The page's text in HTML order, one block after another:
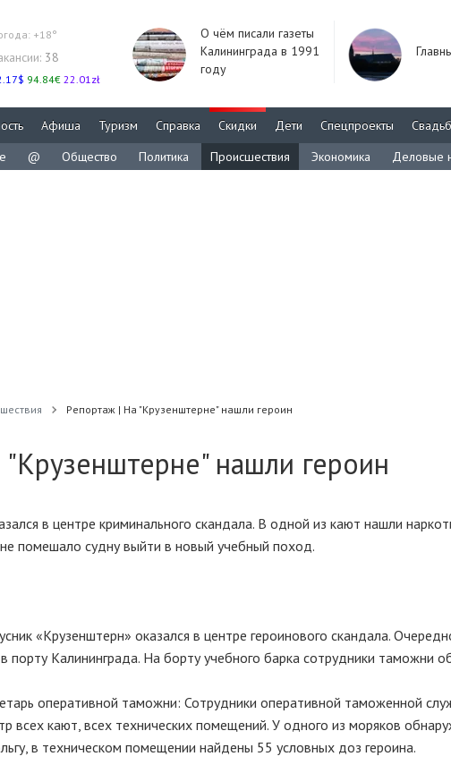
+18°
38
94.84€ 22.01zł
О чём писали газеты
Калининграда в 1991
году
Афиша Туризм Справка Скидки Дети Спецпроекты
@ Общество Политика Происшествия Экономика Деловые
Репортаж | На "Крузенштерне" нашли героин
нашли героин
в центре криминального скандала. В одной из кают нашли
помешало судну выйти в новый учебный поход.
«Крузенштерн» оказался в центре героинового скандала.
порту Калининграда. На борту учебного барка сотрудники таможни
оперативной таможни: Сотрудники оперативной таможенной
всех кают, всех технических помещений. У одного из моряков
в техническом помещении найдены 55 условных доз героина.